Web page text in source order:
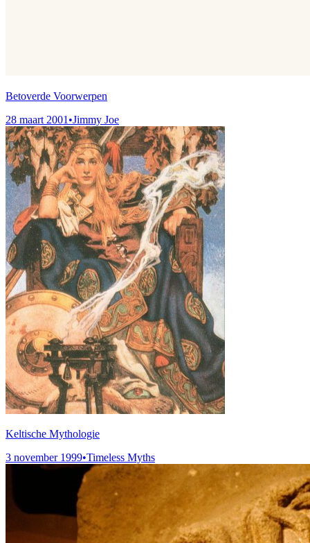
Betoverde Voorwerpen
28 maart 2001 •Jimmy Joe
Keltische Mythologie
3 november 1999•Timeless Myths